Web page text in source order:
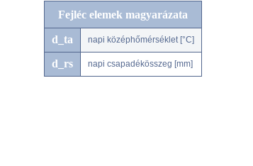
Fejléc elemek magyarázata
d_ta napi középhőmérséklet [°C]
d_rs napi csapadékösszeg [mm]